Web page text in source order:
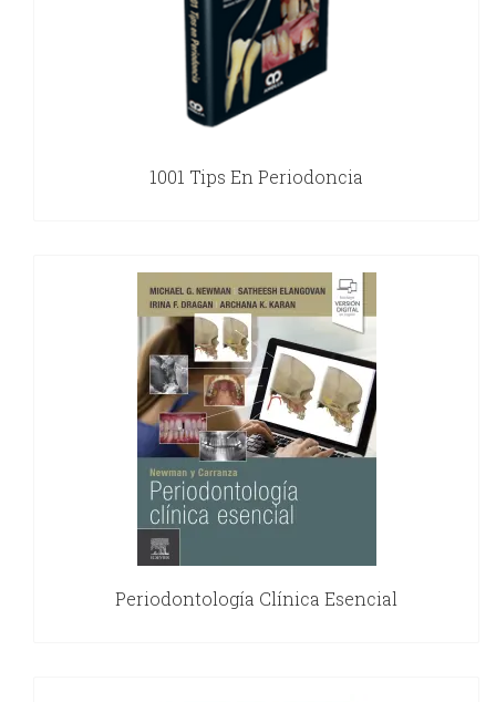
1001 Tips En Periodoncia
Periodontología Clínica Esencial